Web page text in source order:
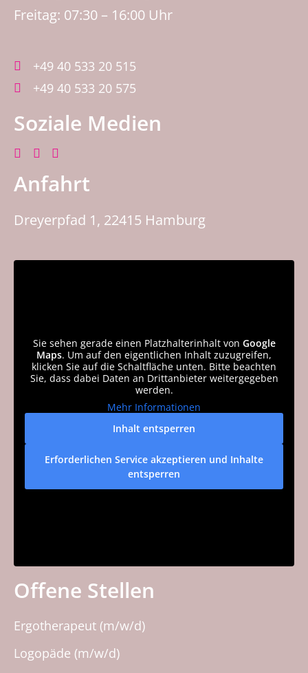
Freitag: 07:30 – 16:00 Uhr
+49 40 533 20 515
+49 40 533 20 575
Soziale Medien
Anfahrt
Dreyerpfad 1, 22415 Hamburg
Sie sehen gerade einen Platzhalterinhalt von Google
Maps. Um auf den eigentlichen Inhalt zuzugreifen,
klicken Sie auf die Schaltfläche unten. Bitte beachten
Sie, dass dabei Daten an Drittanbieter weitergegeben
werden.
Mehr Informationen
Inhalt entsperren
Erforderlichen Service akzeptieren und Inhalte
entsperren
Offene Stellen
Ergotherapeut (m/w/d)
Logopäde (m/w/d)